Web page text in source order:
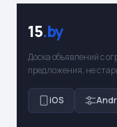
15.by
Доска объявлений с
предложения, не
iOS